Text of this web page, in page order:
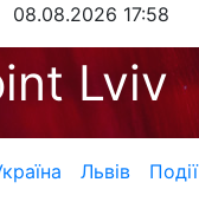
08.08.2026 17:58
Lviv
Львів Події